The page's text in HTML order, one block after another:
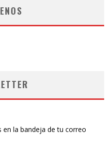
en la bandeja de tu correo